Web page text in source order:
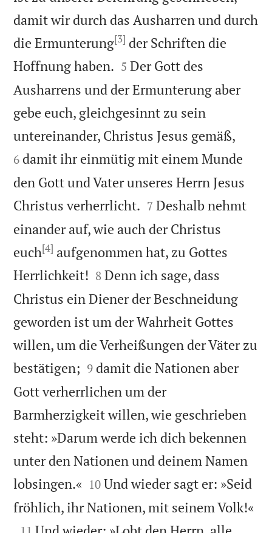
damit wir durch das Ausharren und durch
die Ermunterung[3] der Schriften die
Hoffnung haben. 

5 Der Gott des
Ausharrens und der Ermunterung aber
gebe euch, gleichgesinnt zu sein
untereinander, Christus Jesus gemäß,
6 damit ihr einmütig mit einem Munde
den Gott und Vater unseres Herrn Jesus
Christus verherrlicht. 

7 Deshalb nehmt
einander auf, wie auch der Christus
euch[4] aufgenommen hat, zu Gottes
Herrlichkeit! 

8 Denn ich sage, dass
Christus ein Diener der Beschneidung
geworden ist um der Wahrheit Gottes
willen, um die Verheißungen der Väter zu
bestätigen; 

9 damit die Nationen aber
Gott verherrlichen um der
Barmherzigkeit willen, wie geschrieben
steht: »Darum werde ich dich bekennen
unter den Nationen und deinem Namen
lobsingen.« 

10 Und wieder sagt er: »Seid
fröhlich, ihr Nationen, mit seinem Volk!«
